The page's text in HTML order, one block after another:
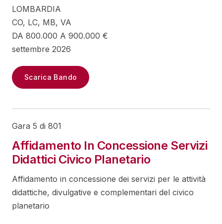
LOMBARDIA
CO, LC, MB, VA
DA 800.000 A 900.000 €
settembre 2026
Scarica Bando
Gara 5 di 801
Affidamento In Concessione Servizi
Didattici Civico Planetario
Affidamento in concessione dei servizi per le attività
didattiche, divulgative e complementari del civico
planetario